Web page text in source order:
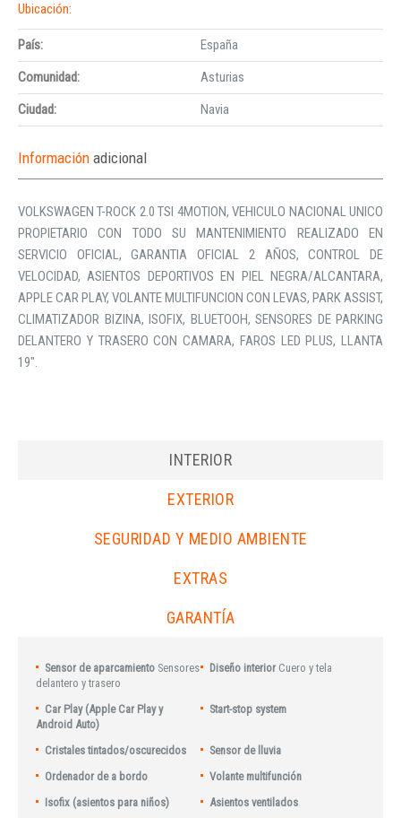
Ubicación:
País:
España
Comunidad:
Asturias
Ciudad:
Navia
Información adicional
VOLKSWAGEN T-ROCK 2.0 TSI 4MOTION, VEHICULO NACIONAL UNICO
PROPIETARIO CON TODO SU MANTENIMIENTO REALIZADO EN
SERVICIO OFICIAL, GARANTIA OFICIAL 2 AÑOS, CONTROL DE
VELOCIDAD, ASIENTOS DEPORTIVOS EN PIEL NEGRA/ALCANTARA,
APPLE CAR PLAY, VOLANTE MULTIFUNCION CON LEVAS, PARK ASSIST,
CLIMATIZADOR BIZINA, ISOFIX, BLUETOOH, SENSORES DE PARKING
DELANTERO Y TRASERO CON CAMARA, FAROS LED PLUS, LLANTA
19″.
INTERIOR
EXTERIOR
SEGURIDAD Y MEDIO AMBIENTE
EXTRAS
GARANTÍA
Sensor de aparcamiento Sensores
delantero y trasero
Diseño interior Cuero y tela
Car Play (Apple Car Play y
Android Auto)
Start-stop system
Cristales tintados/oscurecidos
Sensor de lluvia
Ordenador de a bordo
Volante multifunción
Isofix (asientos para niños)
Asientos ventilados